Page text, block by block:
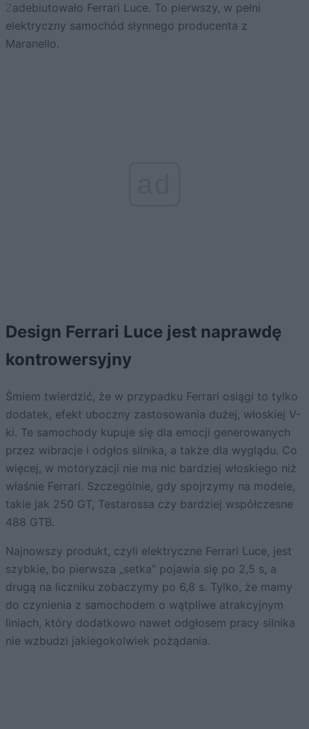
Zadebiutowało Ferrari Luce. To pierwszy, w pełni
elektryczny samochód słynnego producenta z
Maranello.
Design Ferrari Luce jest naprawdę
kontrowersyjny
Śmiem twierdzić, że w przypadku Ferrari osiągi to tylko
dodatek, efekt uboczny zastosowania dużej, włoskiej V-
ki. Te samochody kupuje się dla emocji generowanych
przez wibracje i odgłos silnika, a także dla wyglądu. Co
więcej, w motoryzacji nie ma nic bardziej włoskiego niż
właśnie Ferrari. Szczególnie, gdy spojrzymy na modele,
takie jak 250 GT, Testarossa czy bardziej współczesne
488 GTB.
Najnowszy produkt, czyli elektryczne Ferrari Luce, jest
szybkie, bo pierwsza „setka” pojawia się po 2,5 s, a
drugą na liczniku zobaczymy po 6,8 s. Tylko, że mamy
do czynienia z samochodem o wątpliwe atrakcyjnym
liniach, który dodatkowo nawet odgłosem pracy silnika
nie wzbudzi jakiegokolwiek pożądania.